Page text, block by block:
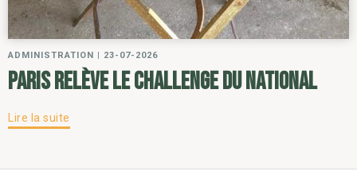
ADMINISTRATION | 23-07-2026
Paris relève le challenge du National
Lire la suite